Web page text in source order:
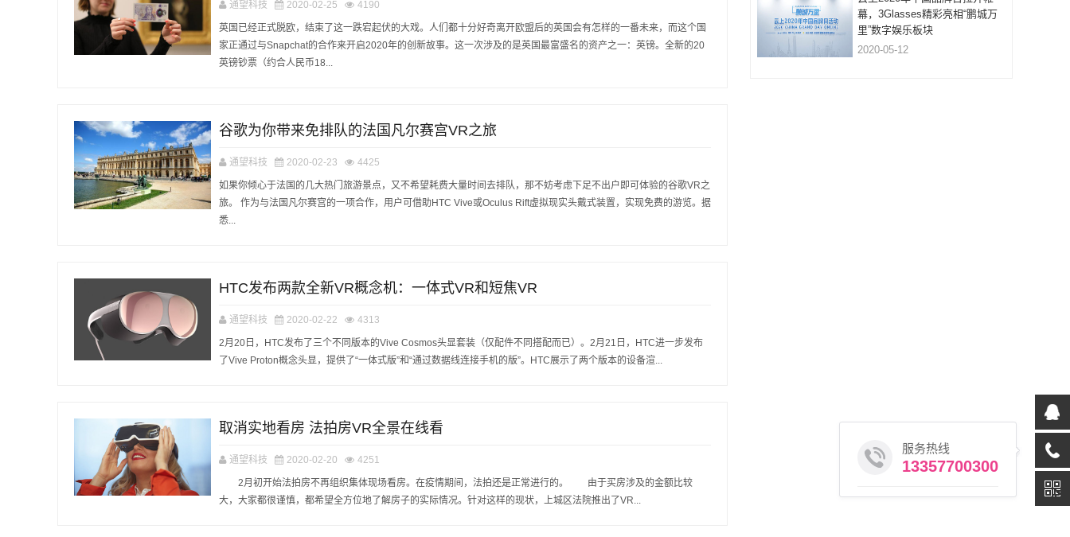
通望科技 2020-02-25 4190
英国已经正式脱欧，结束了这一跌宕起伏的大戏。人们都十分好奇离开欧盟后的英国会有怎样的一番未来，而这个国
家正通过与Snapchat的合作来开启2020年的创新故事。这一次涉及的是英国最富盛名的资产之一：英镑。全新的20
英镑钞票（约合人民币18...
谷歌为你带来免排队的法国凡尔赛宫VR之旅
通望科技 2020-02-23 4425
如果你倾心于法国的几大热门旅游景点，又不希望耗费大量时间去排队，那不妨考虑下足不出户即可体验的谷歌VR之
旅。 作为与法国凡尔赛宫的一项合作，用户可借助HTC Vive或Oculus Rift虚拟现实头戴式装置，实现免费的游览。据
悉...
HTC发布两款全新VR概念机：一体式VR和短焦VR
通望科技 2020-02-22 4313
2月20日，HTC发布了三个不同版本的Vive Cosmos头显套装（仅配件不同搭配而已）。2月21日，HTC进一步发布
了Vive Proton概念头显，提供了“一体式版”和“通过数据线连接手机的版”。HTC展示了两个版本的设备渲...
取消实地看房 法拍房VR全景在线看
通望科技 2020-02-20 4251
2月初开始法拍房不再组织集体现场看房。在疫情期间，法拍还是正常进行的。 由于买房涉及的金额比较
大，大家都很谨慎，都希望全方位地了解房子的实际情况。针对这样的现状，上城区法院推出了VR...
幕，3Glasses精彩亮相“鹏城万
里”数字娱乐板块
2020-05-12
服务热线
13357700300